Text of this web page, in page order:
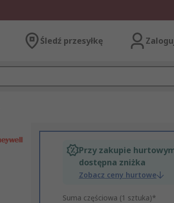
Śledź przesyłkę
Przy zakupie
dostępna zniżka
Zobacz ceny hurtowe
Suma częściowa (1 sztuka)*